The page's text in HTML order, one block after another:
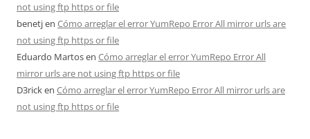
not using ftp https or file
benetjen Cómo arreglar el error YumRepo Error All mirror urls are
not using ftp https or file
Eduardo Martosen Cómo arreglar el error YumRepo Error All
mirror urls are not using ftp https or file
D3ricken Cómo arreglar el error YumRepo Error All mirror urls are
not using ftp https or file